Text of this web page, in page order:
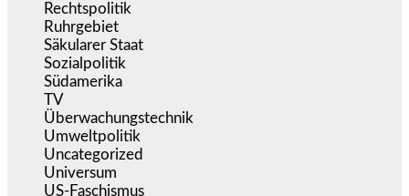
Rechtspolitik
Ruhrgebiet
Säkularer Staat
Sozialpolitik
Südamerika
TV
Überwachungstechnik
Umweltpolitik
Uncategorized
Universum
US-Faschismus